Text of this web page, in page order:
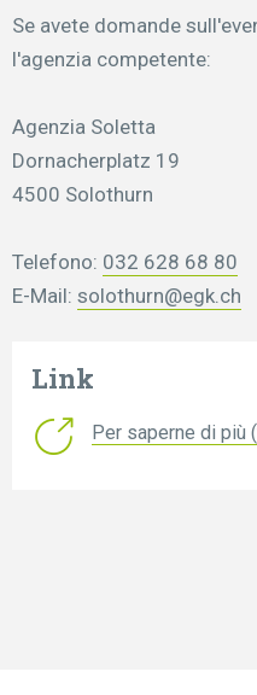
Se avete domande
l'agenzia competente:
Agenzia Soletta
Dornacherplatz 19
4500 Solothurn
Telefono: 032 628 68 80
E-Mail: solothurn@egk.ch
Link
Per saperne di più